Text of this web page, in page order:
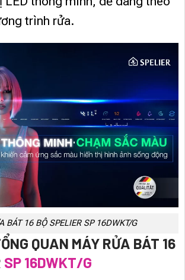
trình rửa.
BÁT 16 BỘ SPELIER SP 16DWKT/G
QUAN MÁY RỬA BÁT 16
SP 16DWKT/G